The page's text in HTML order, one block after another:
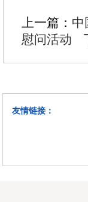
上一篇： 中
慰问活动
友情链接：